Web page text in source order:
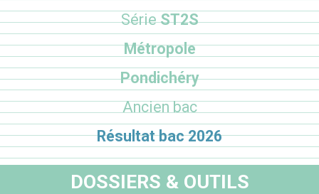
SérieST2S
Métropole
Pondichéry
Ancien bac
Résultat bac 2026
DOSSIERS & OUTILS